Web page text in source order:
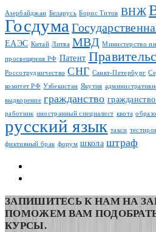
Азербайджан Беларусь Борис Титов ВНЖ
Госдума
ЕАЭС Китай Литва МВД Министерство
просвещения РФ Патент
Россотрудничество СНГ Санкт-Петербург
комитет РФ Узбекистан Якутия
выдворение гражданство
работник иностранный специалист квота
русский язык такси
фиктивный брак форум школа штраф
ЗАПИШИТЕСЬ К НАМ НА
ПОМОЖЕМ ВАМ
КУРСЫ.